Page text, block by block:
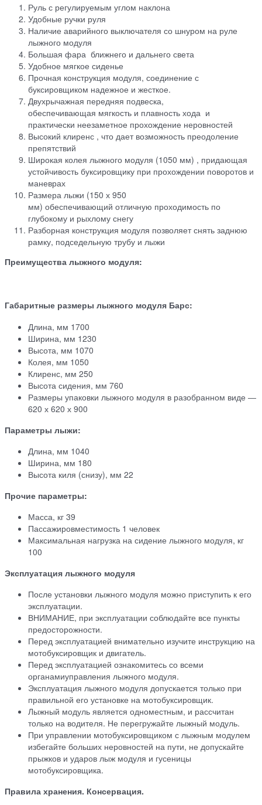
Руль с регулируемым углом наклона
Удобные ручки руля
Наличие аварийного выключателя со шнуром на руле
лыжного модуля
Большая фара ближнего и дальнего света
Удобное мягкое сиденье
Прочная конструкция модуля, соединение с
буксировщиком надежное и жесткое.
Двухрычажная передняя подвеска,
обеспечивающая мягкость и плавность хода и
практически неезаметное прохождение неровностей
Высокий клиренс , что дает возможность преодоление
препятствий
Широкая колея лыжного модуля (1050 мм) , придающая
устойчивость буксировщику при прохождении поворотов и
маневрах
Размера лыжи (150 х 950
мм) обеспечивающий отличную проходимость по
глубокому и рыхлому снегу
Разборная конструкция модуля позволяет снять заднюю
рамку, подседельную трубу и лыжи
Преимущества лыжного модуля:
Габаритные размеры лыжного модуля Барс:
Длина, мм 1700
Ширина, мм 1230
Высота, мм 1070
Колея, мм 1050
Клиренс, мм 250
Высота сидения, мм 760
Размеры упаковки лыжного модуля в разобранном виде ―
620 х 620 х 900
Параметры лыжи:
Длина, мм 1040
Ширина, мм 180
Высота киля (снизу), мм 22
Прочие параметры:
Масса, кг 39
Пассажировместимость 1 человек
Максимальная нагрузка на сидение лыжного модуля, кг
100
Эксплуатация лыжного модуля
После установки лыжного модуля можно приступить к его
эксплуатации.
ВНИМАНИЕ, при эксплуатации соблюдайте все пункты
предосторожности.
Перед эксплуатацией внимательно изучите инструкцию на
мотобуксировщик и двигатель.
Перед эксплуатацией ознакомитесь со всеми
органамиуправления лыжного модуля.
Эксплуатация лыжного модуля допускается только при
правильной его установке на мотобуксировщик.
Лыжный модуль является одноместным, и рассчитан
только на водителя. Не перегружайте лыжный модуль.
При управлении мотобуксировщиком с лыжным модулем
избегайте больших неровностей на пути, не допускайте
прыжков и ударов лыж модуля и гусеницы
мотобуксировщика.
Правила хранения. Консервация.